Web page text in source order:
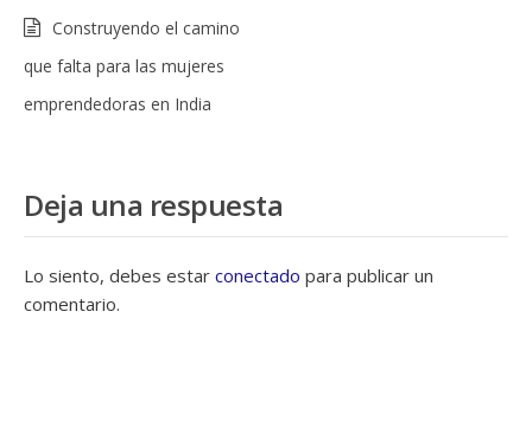
Construyendo el camino
que falta para las mujeres
emprendedoras en India
Deja una respuesta
Lo siento, debes estar conectado para publicar un
comentario.